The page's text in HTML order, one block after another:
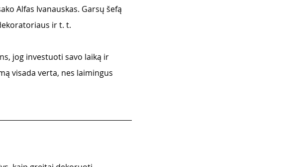
Alfas Ivanauskas. Garsų šefą
ir t. t.
visada verta, nes laimingus